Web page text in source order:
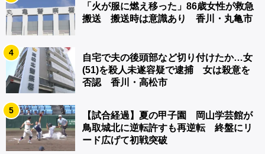
「火が服に燃え移った」86歳女性が救急
搬送 搬送時は意識あり 香川・丸亀市
4
自宅で夫の後頭部など切り付けたか…女
(51)を殺人未遂容疑で逮捕 女は殺意を
否認 香川・高松市
5
【試合経過】夏の甲子園 岡山学芸館が
鳥取城北に逆転許すも再逆転 終盤にリ
ード広げて初戦突破